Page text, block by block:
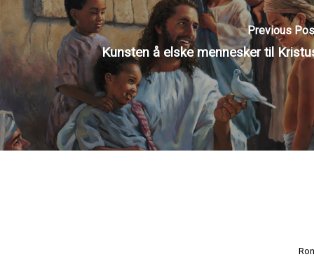
Previous
Kunsten å elske mennesker til